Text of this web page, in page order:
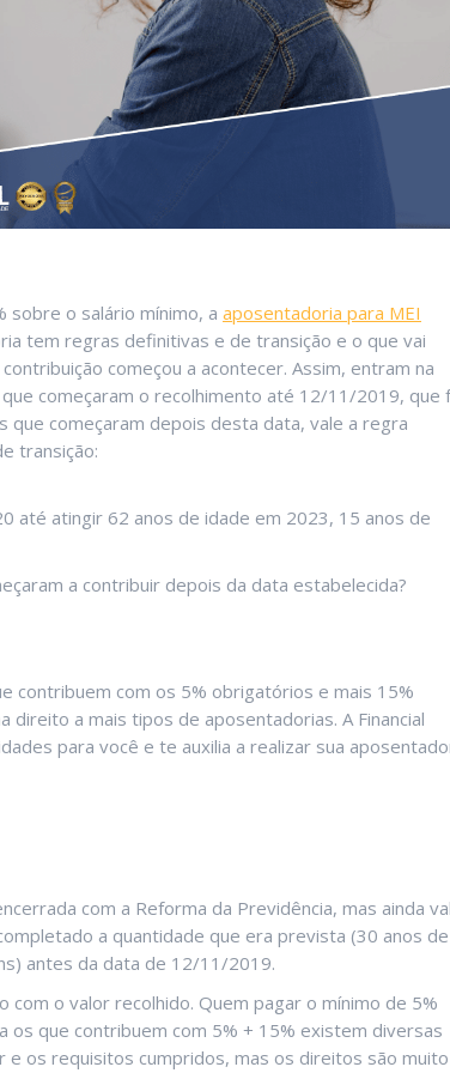
sobre o salário mínimo, a aposentadoria para MEI
tem regras definitivas e de transição e o que vai
começou a acontecer. Assim, entram na
começaram o recolhimento até 12/11/2019, que
que começaram depois desta data, vale a regra
transição:
até atingir 62 anos de idade em 2023, 15 anos de
a contribuir depois da data estabelecida?
contribuem com os 5% obrigatórios e mais 15%
a mais tipos de aposentadorias. A Financial
para você e te auxilia a realizar sua
com a Reforma da Previdência, mas ainda
a quantidade que era prevista (30 anos de
antes da data de 12/11/2019.
o valor recolhido. Quem pagar o mínimo de 5%
os que contribuem com 5% + 15% existem diversas
os requisitos cumpridos, mas os direitos são muito